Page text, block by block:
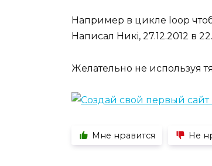
Например в цикле loop
Написал Никi, 27.12.2012 в
Желательно не используя
Мне нравится Не